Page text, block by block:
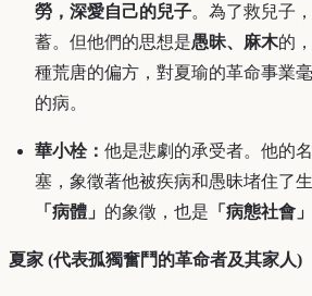
勞，深愛自己的兒子。為了救兒子
蓄。但他們的思想是愚昧、麻木的
種荒唐的偏方，對夏瑜的革命事業
的病。
華小栓： 他是悲劇的承受者。他的
塞，象徵著他被疾病和愚昧堵住了
「病體」 的象徵，也是 「病態社會」
夏家 (代表孤獨奮鬥的革命者及其家人)